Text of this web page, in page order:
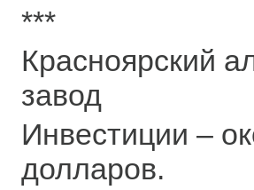
***
Красноярский
завод
Инвестиции –
долларов.